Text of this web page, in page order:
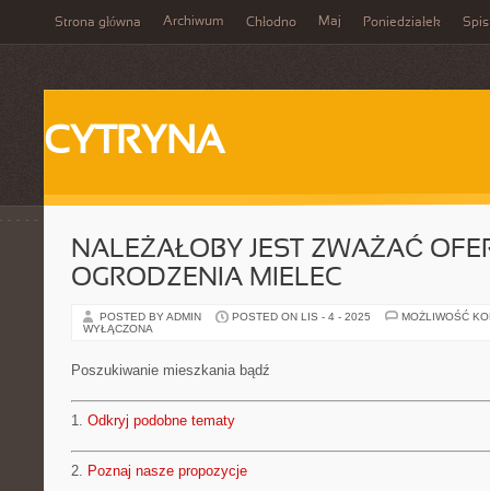
Strona główna Archiwum Chłodno Maj Poniedziałek Spis
CYTRYNA
NALEŻAŁOBY JEST ZWAŻAĆ
OGRODZENIA MIELEC
POSTED BY ADMIN POSTED ON LIS - 4 - 2025
MOŻLIWOŚĆ
WYŁĄCZONA
Poszukiwanie mieszkania bądź
1. Odkryj podobne tematy
2. Poznaj nasze propozycje